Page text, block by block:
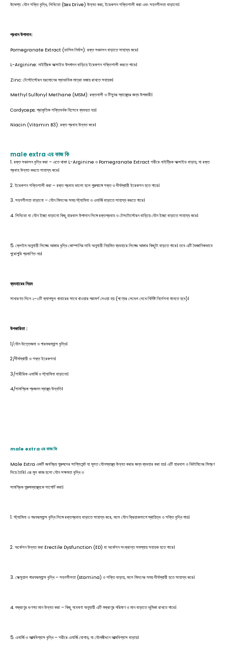
উদ্দেশ্য: যৌন শক্তি বৃদ্ধি, লিবিডো (Sex Drive) উন্নত করা, ইরেকশন শক্তিশালী করা এবং সহনশীলতা বাড়ানো।
প্রধান উপাদান:
Pomegranate Extract (ডালিম নির্যাস): রক্ত সঞ্চালন বাড়াতে সাহায্য করে।
L-Arginine: নাইট্রিক অক্সাইড উৎপাদন বাড়িয়ে ইরেকশন শক্তিশালী করতে পারে।
Zinc: টেস্টোস্টেরন হরমোনের স্বাভাবিক মাত্রা বজায় রাখতে সহায়ক।
Methyl Sulfonyl Methane (MSM): রক্তনালী ও টিস্যুর স্বাস্থ্যের জন্য উপকারী।
Cordyceps: প্রাকৃতিক শক্তিবর্ধক হিসেবে ব্যবহৃত হয়।
Niacin (Vitamin B3): রক্ত প্রবাহ উন্নত করে।
male extra এর কাজ কি
1. রক্ত সঞ্চালন বৃদ্ধি করা – এতে থাকা L-Arginine ও Pomegranate Extract শরীরে নাইট্রিক অক্সাইড বাড়ায়, যা রক্ত
প্রবাহ উন্নত করতে সাহায্য করে।
2. ইরেকশন শক্তিশালী করা – রক্ত প্রবাহ ভালো হলে পুরুষাঙ্গে শক্ত ও দীর্ঘস্থায়ী ইরেকশন হতে পারে।
3. সহনশীলতা বাড়ানো – যৌন মিলনের সময় স্ট্যামিনা ও এনার্জি বাড়াতে সাহায্য করতে পারে।
4. লিবিডো বা যৌন ইচ্ছা বাড়ানো কিছু হারবাল উপাদান লিঙ্গে রক্তপ্রবাহ ও টেসটোস্টেরন বাড়িয়ে যৌন ইচ্ছা বাড়াতে সাহায্য করে।
5. ক্লেইম অনুযায়ী লিঙ্গের আকার বৃদ্ধি কোম্পানির দাবি অনুযায়ী নিয়মিত ব্যবহারে লিঙ্গের আকার কিছুটা বাড়তে পারে। তবে এটি বৈজ্ঞানিকভাবে
পুরোপুরি প্রমাণিত নয়।
ব্যবহারের নিয়ম
সাধারণত দিনে ২-৩টি ক্যাপসুল খাবারের সাথে খাওয়ার পরামর্শ দেওয়া হয় (পণ্যের লেবেল দেখে নির্দিষ্ট নির্দেশনা মানতে হবে)।
উপকারিতা :
1/যৌন উত্তেজনা ও পারফরম্যান্স বৃদ্ধি।
2/দীর্ঘস্থায়ী ও শক্ত ইরেকশন।
3/শারীরিক এনার্জি ও স্ট্যামিনা বাড়ানো।
4/সামগ্রিক প্রজনন স্বাস্থ্য উন্নতি।
male extra এর কাজ কি
Male Extra একটি জনপ্রিয় পুরুষদের সাপ্লিমেন্ট যা মূলত যৌনস্বাস্থ্য উন্নত করার জন্য ব্যবহার করা হয়। এটি হারবাল ও ভিটামিনের মিশ্রণ
দিয়ে তৈরি। এর মূল কাজ হলো যৌন সক্ষমতা বৃদ্ধি ও
সামগ্রিক পুরুষস্বাস্থ্যকে সাপোর্ট করা।
1. স্ট্যামিনা ও পরফরম্যান্স বৃদ্ধি লিঙ্গে রক্তপ্রবাহ বাড়াতে সাহায্য করে, ফলে যৌন ক্রিয়াকলাপে স্থায়িত্ব ও শক্তি বৃদ্ধি পায়।
2. অর্কেশন উন্নত করা Erectile Dysfunction (ED) বা অর্কেশন সংক্রান্ত সমস্যায় সহায়ক হতে পারে।
3. সেক্সুয়াল পারফরম্যান্স বৃদ্ধি – সহনশীলতা (stamina) ও শক্তি বাড়ায়, ফলে মিলনের সময় দীর্ঘস্থায়ী হতে সাহায্য করে।
4. শুক্রাণুর গুণগত মান উন্নত করা – কিছু গবেষণা অনুযায়ী এটি শুক্রাণুর পরিমাণ ও মান বাড়াতে ভূমিকা রাখতে পারে।
5. এনার্জি ও আত্মবিশ্বাস বৃদ্ধি – শরীরে এনার্জি যোগায়, যা যৌনজীবনে আত্মবিশ্বাস বাড়ায়।